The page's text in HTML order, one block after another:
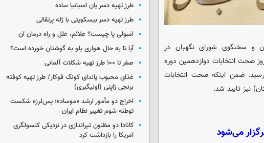
و سخنگوی شورای نگهبان در
صحت انتخابات دوازدهمین دوره
نگهبان رسید. ضمن اینکه صحت انتخابات
طرز تهیه دسر پان اسپانیا ساده
طرز تهیه دسر بیسکویتی با ژله پرتقالی
آمبولی پا چیست؟ علائم، علل و راه درمان آن
آیا تا به حال هواری پلو به گوشتان خورده است؟
صفر تا ۱۰۰ طرز تهیه شکلات آلمانی
غذای محبوب پاندای کونگ فوکار/ طرز تهیه کوفته
برنجی ژاپنی (اونیگیری)
اخراج دو مأمور ارشد «موساد»؛ پس‌لرزه شکست
توطئه شوم تغییر نظام ایران
کانادا دو مظنون تیراندازی در نزدیکی کنسولگری
آمریکا را بازداشت کرد